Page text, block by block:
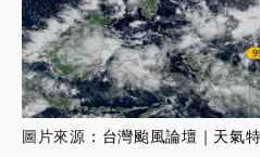
圖片來源 ： 台灣颱風論壇｜天氣